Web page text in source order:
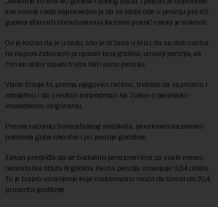
sve vreme rada nepravedno je da se kada ode u penziju pre 65
godina starosti obračunavaju kazneni poeni“, rekao je Vuković.
On je kazao da je u redu, ako je država u krizi, da se, dok osoba
ne napuni zakonom propisan broj godina, umanji penzija, ali
čim se uslov ispuni treba dati punu penziju.
Vlada Srbije bi, prema njegovim rečima, trebalo da razmatra i
inicijativu i da predloži amandman na Zakon o penzijsko-
invalidskom osiguranju.
Prema računici Samostalnog sindikata, penzioneri kaznenim
poenima gube oko dve i po penzije godišnje.
Zakon predviđa da se budućim penzionerima za svaki mesec
nedostatka staža ili godina života penzija umanjuje 0,34 odsto.
To je trajno umanjenje koje maksimalno može da iznosi do 20,4
procenta godišnje